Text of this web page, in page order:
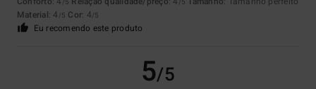
/5 /5
Material: 4 /5 Cor: 4/5
Eu recomendo este produto
5/5